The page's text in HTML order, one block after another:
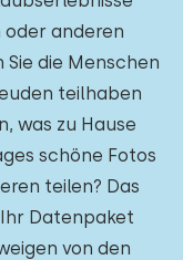
oder anderen
Sie die Menschen
teilhaben
was zu Hause
schöne Fotos
teilen? Das
Datenpaket
von den